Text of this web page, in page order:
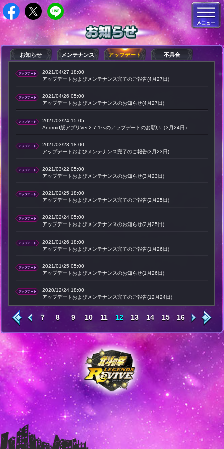
お知らせ メンテナンス アップデート 不具合
2021/04/27 18:00
アップデートおよびメンテナンス完了のご報告(4月27日)
2021/04/26 05:00
アップデートおよびメンテナンスのお知らせ(4月27日)
2021/03/24 15:05
Android版アプリVer.2.7.1へのアップデートのお願い（3月24日）
2021/03/23 18:00
アップデートおよびメンテナンス完了のご報告(3月23日)
2021/03/22 05:00
アップデートおよびメンテナンスのお知らせ(3月23日)
2021/02/25 18:00
アップデートおよびメンテナンス完了のご報告(2月25日)
2021/02/24 05:00
アップデートおよびメンテナンスのお知らせ(2月25日)
2021/01/26 18:00
アップデートおよびメンテナンス完了のご報告(1月26日)
2021/01/25 05:00
アップデートおよびメンテナンスのお知らせ(1月26日)
2020/12/24 18:00
アップデートおよびメンテナンス完了のご報告(12月24日)
7 8 9 10 11 12 13 14 15 16